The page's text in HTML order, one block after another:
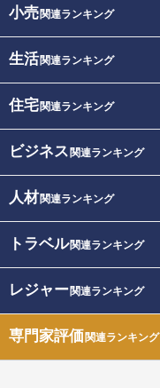
小売関連ランキング
生活関連ランキング
住宅関連ランキング
ビジネス 関連ランキング
人材関連ランキング
トラベル関連ランキング
レジャー関連ランキング
専門家評価関連ランキング